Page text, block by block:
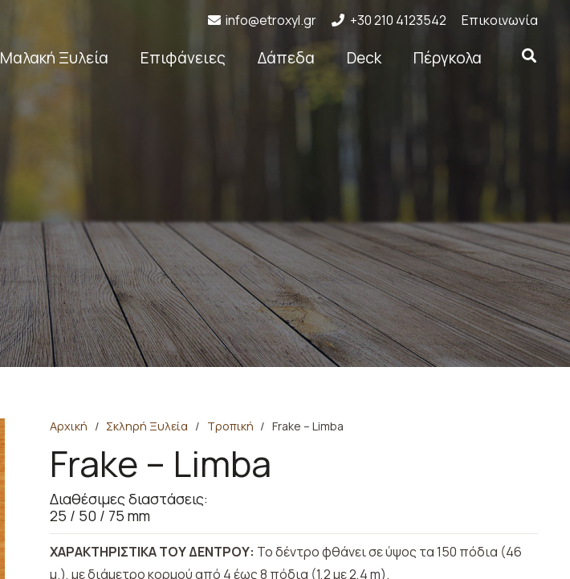
info@etroxyl.gr +30 210 4123542 Επικοινωνία
Μαλακή Ξυλεία Επιφάνειες Δάπεδα Deck Πέργκολα
Αρχική / Σκληρή Ξυλεία / Τροπική / Frake – Limba
Frake – Limba
Διαθέσιμες διαστάσεις:
25 / 50 / 75 mm
ΧΑΡΑΚΤΗΡΙΣΤΙΚΑ ΤΟΥ ΔΕΝΤΡΟΥ: Το δέντρο φθάνει σε ύψος τα 150 πόδια (46
μ.), με διάμετρο κορμού από 4 έως 8 πόδια (1,2 με 2,4 m).